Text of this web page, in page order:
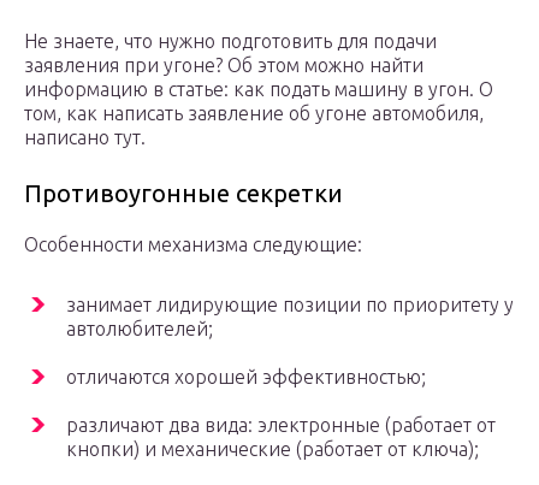
Не знаете, что нужно подготовить для подачи
заявления при угоне? Об этом можно найти
информацию в статье: как подать машину в угон. О
том, как написать заявление об угоне автомобиля,
написано тут.
Противоугонные секретки
Особенности механизма следующие:
занимает лидирующие позиции по приоритету у
автолюбителей;
отличаются хорошей эффективностью;
различают два вида: электронные (работает от
кнопки) и механические (работает от ключа);